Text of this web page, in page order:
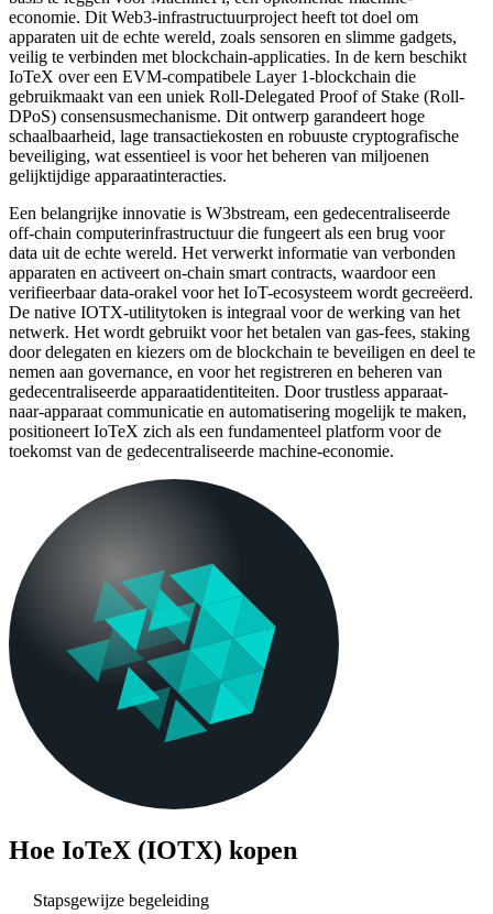
economie. Dit Web3-infrastructuurproject heeft tot doel om
apparaten uit de echte wereld, zoals sensoren en slimme gadgets,
veilig te verbinden met blockchain-applicaties. In de kern beschikt
IoTeX over een EVM-compatibele Layer 1-blockchain die
gebruikmaakt van een uniek Roll-Delegated Proof of Stake (Roll-
DPoS) consensusmechanisme. Dit ontwerp garandeert hoge
schaalbaarheid, lage transactiekosten en robuuste cryptografische
beveiliging, wat essentieel is voor het beheren van miljoenen
gelijktijdige apparaatinteracties.
Een belangrijke innovatie is W3bstream, een gedecentraliseerde
off-chain computerinfrastructuur die fungeert als een brug voor
data uit de echte wereld. Het verwerkt informatie van verbonden
apparaten en activeert on-chain smart contracts, waardoor een
verifieerbaar data-orakel voor het IoT-ecosysteem wordt gecreëerd.
De native IOTX-utilitytoken is integraal voor de werking van het
netwerk. Het wordt gebruikt voor het betalen van gas-fees, staking
door delegaten en kiezers om de blockchain te beveiligen en deel te
nemen aan governance, en voor het registreren en beheren van
gedecentraliseerde apparaatidentiteiten. Door trustless apparaat-
naar-apparaat communicatie en automatisering mogelijk te maken,
positioneert IoTeX zich als een fundamenteel platform voor de
toekomst van de gedecentraliseerde machine-economie.
Hoe IoTeX (IOTX) kopen
Stapsgewijze begeleiding